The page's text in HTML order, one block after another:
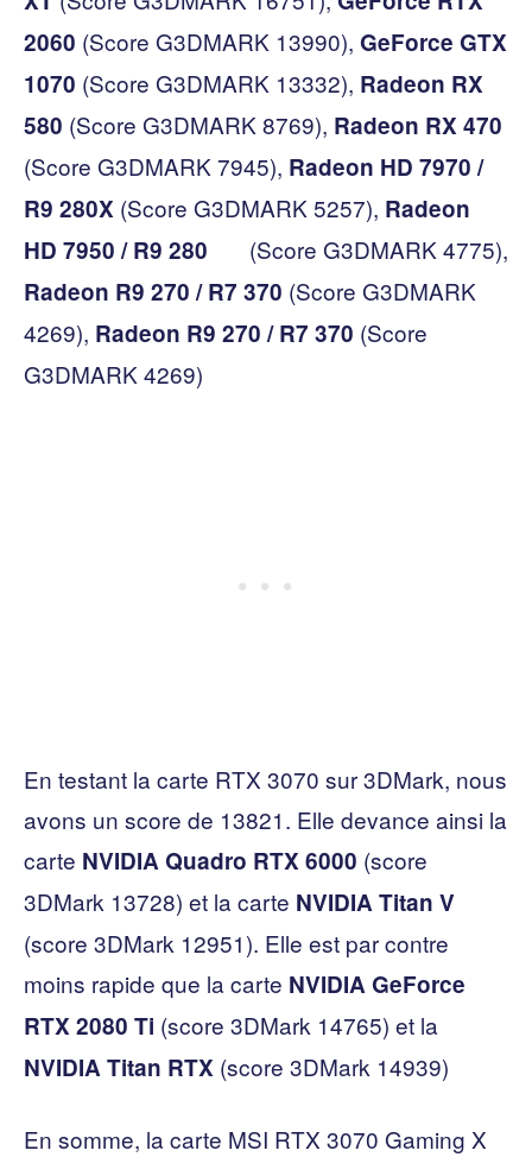
2060 (Score G3DMARK 13990), GeForce GTX
1070 (Score G3DMARK 13332), Radeon RX
580 (Score G3DMARK 8769), Radeon RX 470
(Score G3DMARK 7945), Radeon HD 7970 /
R9 280X (Score G3DMARK 5257), Radeon
HD 7950 / R9 280 (Score G3DMARK 4775),
Radeon R9 270 / R7 370 (Score G3DMARK
4269), Radeon R9 270 / R7 370 (Score
G3DMARK 4269)
En testant la carte RTX 3070 sur 3DMark, nous
avons un score de 13821. Elle devance ainsi la
carte NVIDIA Quadro RTX 6000 (score
3DMark 13728) et la carte NVIDIA Titan V
(score 3DMark 12951). Elle est par contre
moins rapide que la carte NVIDIA GeForce
RTX 2080 Ti (score 3DMark 14765) et la
NVIDIA Titan RTX (score 3DMark 14939)
En somme, la carte MSI RTX 3070 Gaming X